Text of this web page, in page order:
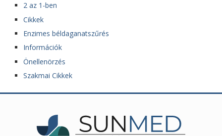
2 az 1-ben
Cikkek
Enzimes béldaganatszűrés
Információk
Önellenörzés
Szakmai Cikkek